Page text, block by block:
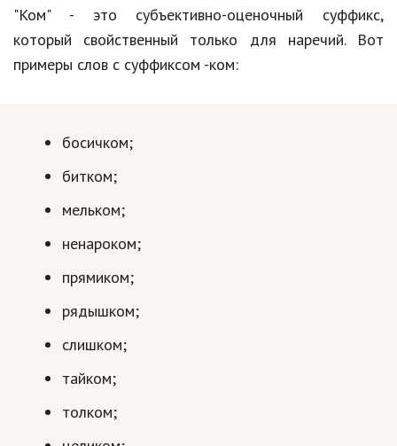
Юриспруденция
Природа
Наука и технологии
"Ком" - это субъективно-оценочный суффикс,
который свойственный только для наречий. Вот
примеры слов с суффиксом -ком:
босичком;
битком;
мельком;
ненароком;
прямиком;
рядышком;
слишком;
тайком;
толком;